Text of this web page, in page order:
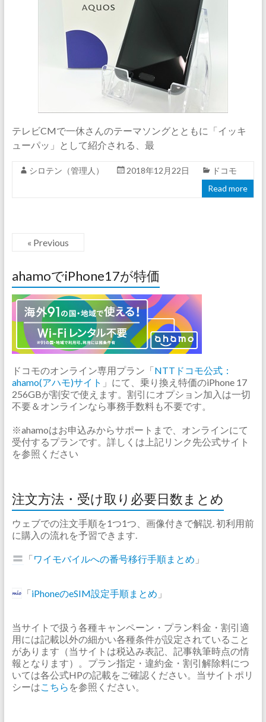
テレビCMで一休さんのテーマソングとともに「イッキ
ューパッ」として紹介される、最
シロテン（管理人） 2018年12月22日
ドコモ
Read more
« Previous
ahamoでiPhone17が特価
ドコモのオンライン専用プラン「NTTドコモ公式：
ahamo(アハモ)サイト 」にて、乗り換え特価のiPhone 17
256GBが割安で使えます。割引にオプション加入は一切
不要＆オンラインなら事務手数料も不要です。
※ahamoはお申込みからサポートまで、オンラインにて
受付するプランです。詳しくは上記リンク先公式サイト
を参照ください
注文方法・受け取り必要日数まとめ
ウェブでの注文手順を1つ1つ、画像付きで解説. 初利用前
に購入の流れを予習できます.
「ワイモバイルへの番号移行手順まとめ 」
「iPhoneのeSIM設定手順まとめ 」
当サイトで扱う各種キャンペーン・プラン料金・割引適
用には記載以外の細かい各種条件が設定されていること
があります（当サイトは税込み表記、記事執筆時点の情
報となります）。プラン指定・違約金・割引解除料につ
いては各公式HPの記載をご確認ください。当サイトポリ
シーはこちら を参照ください。